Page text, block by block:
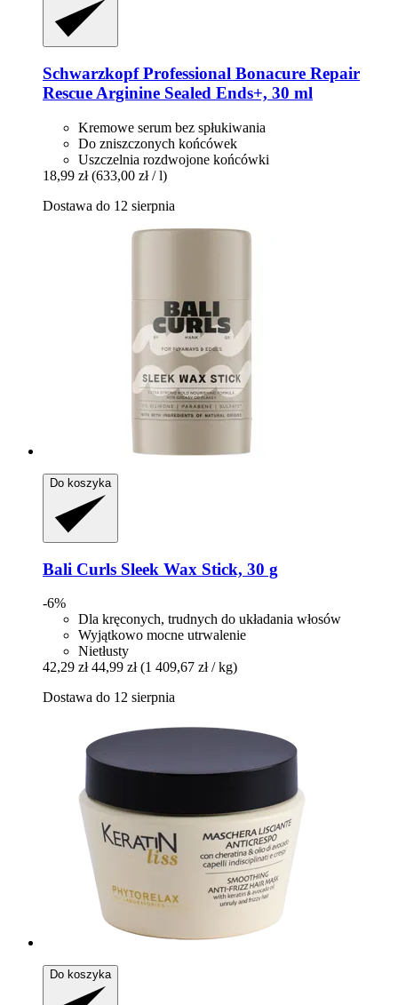
Schwarzkopf Professional Bonacure Repair
Rescue Arginine Sealed Ends+, 30 ml
Kremowe serum bez spłukiwania
Do zniszczonych końcówek
Uszczelnia rozdwojone końcówki
18,99 zł (633,00 zł / l)
Dostawa do 12 sierpnia
Do koszyka
Bali Curls Sleek Wax Stick, 30 g
-6%
Dla kręconych, trudnych do układania włosów
Wyjątkowo mocne utrwalenie
Nietłusty
42,29 zł 44,99 zł (1 409,67 zł / kg)
Dostawa do 12 sierpnia
Do koszyka